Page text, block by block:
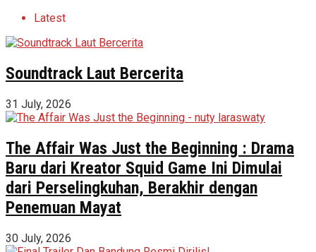
Latest
Soundtrack Laut Bercerita
31 July, 2026
The Affair Was Just the Beginning : Drama
Baru dari Kreator Squid Game Ini Dimulai
dari Perselingkuhan, Berakhir dengan
Penemuan Mayat
30 July, 2026